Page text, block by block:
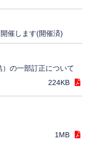
催します(開催済)
の一部訂正について
224KB
1MB